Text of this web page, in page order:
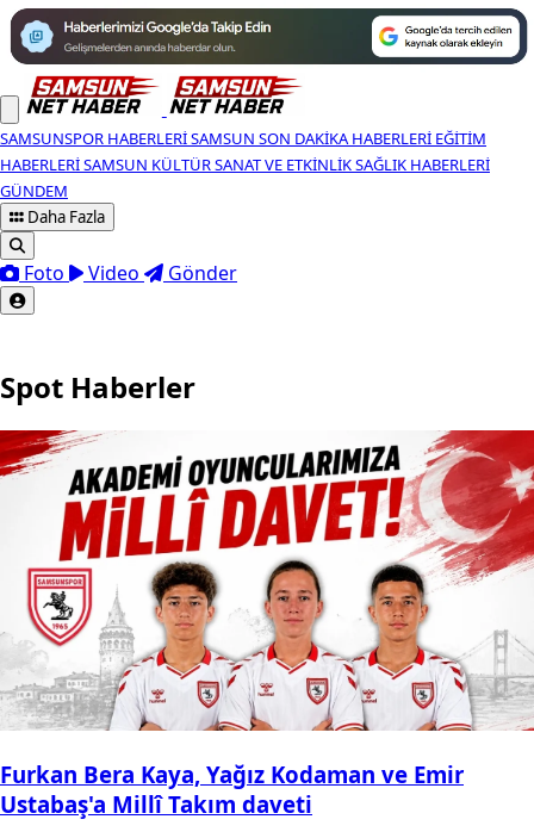
SAMSUNSPOR HABERLERISAMSUN SON DAKIKA HABERLERI EĞITIM
HABERLERISAMSUN KÜLTÜR SANAT VE ETKINLIKSAĞLIK HABERLERI
GÜNDEM
Daha Fazla
Foto Video Gönder
Spot Haberler
Furkan Bera Kaya, Yağız Kodaman ve Emir
Ustabaş'a Millî Takım daveti